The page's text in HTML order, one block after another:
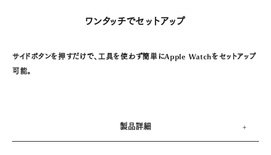
ワンタッチでセットアップ
サイドボタンを押すだけで、工具を使わず簡単にApple Watchをセットアップ
可能。
製品詳細